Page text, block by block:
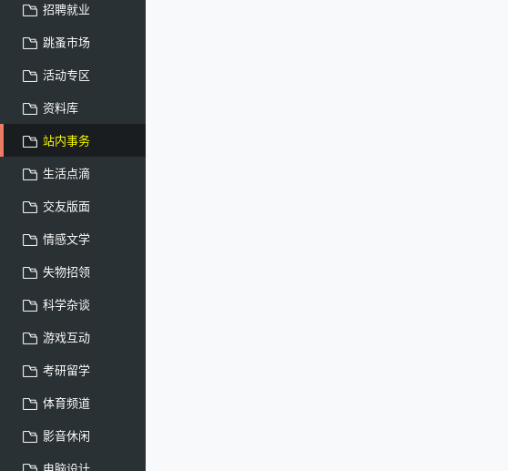
招聘就业
跳蚤市场
活动专区
资料库
站内事务
生活点滴
交友版面
情感文学
失物招领
科学杂谈
游戏互动
考研留学
体育频道
影音休闲